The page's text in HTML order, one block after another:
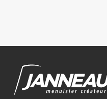
Cloture
travaux